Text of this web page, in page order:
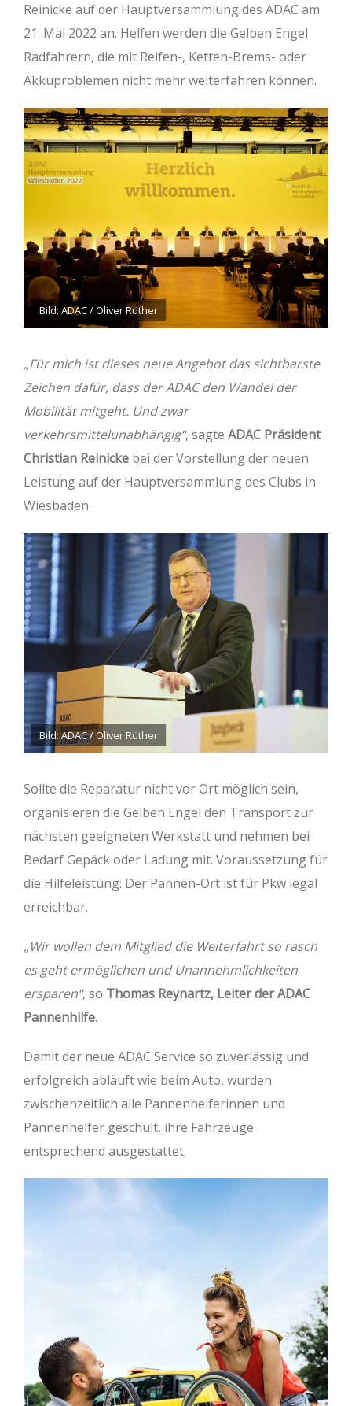
Reinicke auf der Hauptversammlung des ADAC am
21. Mai 2022 an. Helfen werden die Gelben Engel
Radfahrern, die mit Reifen-, Ketten-Brems- oder
Akkuproblemen nicht mehr weiterfahren können.
Bild: ADAC / Oliver Rüther
„Für mich ist dieses neue Angebot das sichtbarste
Zeichen dafür, dass der ADAC den Wandel der
Mobilität mitgeht. Und zwar
verkehrsmittelunabhängig“, sagte ADAC Präsident
Christian Reinicke bei der Vorstellung der neuen
Leistung auf der Hauptversammlung des Clubs in
Wiesbaden.
Bild: ADAC / Oliver Rüther
Sollte die Reparatur nicht vor Ort möglich sein,
organisieren die Gelben Engel den Transport zur
nächsten geeigneten Werkstatt und nehmen bei
Bedarf Gepäck oder Ladung mit. Voraussetzung für
die Hilfeleistung: Der Pannen-Ort ist für Pkw legal
erreichbar.
„Wir wollen dem Mitglied die Weiterfahrt so rasch
es geht ermöglichen und Unannehmlichkeiten
ersparen“, so Thomas Reynartz, Leiter der ADAC
Pannenhilfe.
Damit der neue ADAC Service so zuverlässig und
erfolgreich abläuft wie beim Auto, wurden
zwischenzeitlich alle Pannenhelferinnen und
Pannenhelfer geschult, ihre Fahrzeuge
entsprechend ausgestattet.